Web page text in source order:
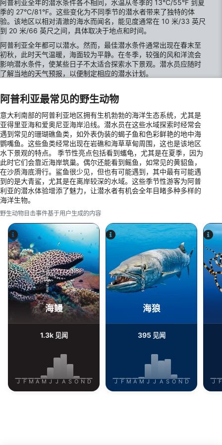
阿普利亚全年的潜水条件各不相同，水温从冬季的 13°C/55°F 到夏
季的 27°C/81°F。这些变化为不同季节的潜水者带来了独特的体
验。该地区以相对清澈的海水而闻名，能见度通常在 10 米/33 英尺
到 20 米/66 英尺之间，具体取决于地点和时间。
阿普利亚全年都可以潜水。然而，最佳潜水条件通常出现在春末至
初秋，此时天气温暖，海面较为平静。在冬季，较强的风和洋流会
影响潜水条件，使某些日子不太适合探索水下景观。潜水员应随时
了解当地的天气预报，以便制定相应的潜水计划。
阿普利亚最常见的野生动物
意大利南部的阿普利亚地区拥有生机勃勃的海洋生态系统，尤其是
亚得里亚海和爱奥尼亚海岸沿线。潜水员在这些水域探索时经常会
遇到常见的珊瑚礁鱼类，如外表伪装的蝎子鱼和色彩鲜艳的地中海
鹦嘴鱼。这些鱼类经常出现在岩礁和海草草甸周围，这也是该地区
水下景观的特点。 季节性亮点包括看到蠵龟，尤其是在夏季，因为
此时它们会靠近海岸筑巢。偶尔还能看到鳐鱼，如常见的黄貂鱼，
在沙质海底滑行。鲨鱼很少见，但也有可能遇到，其中最有可能遇
到的是大青鲨，尤其是在离岸较深的水域。这些季节性游客为阿普
利亚的潜水体验增添了魅力，让潜水者有机会全年目睹多种多样的
海洋生物。
野生动物目击事件基于用户生成的内容
Alamy-WaterFrame
海鳗
1.3k见闻
J F M A M J J A S O N D
iStock-Global_Pics
海狼
395见闻
J F M A M J J A S O N D J F
IAB Special Features:
Use precise geolocation data
Identify devices based on information
actively requested
Non-IAB processing purposes:
Performance
Functional
Advertising